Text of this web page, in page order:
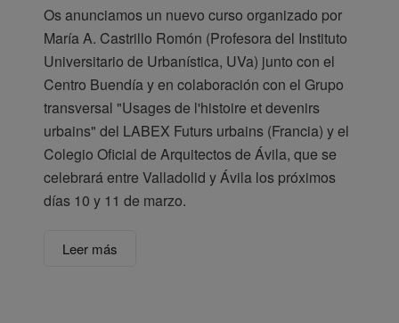
Os anunciamos un nuevo curso organizado por
María A. Castrillo Romón (Profesora del Instituto
Universitario de Urbanística, UVa) junto con el
Centro Buendía y en colaboración con el Grupo
transversal "Usages de l'histoire et devenirs
urbains" del LABEX Futurs urbains (Francia) y el
Colegio Oficial de Arquitectos de Ávila, que se
celebrará entre Valladolid y Ávila los próximos
días 10 y 11 de marzo.
Leer más